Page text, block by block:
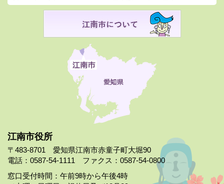
江南市役所
〒483-8701 愛知県江南市赤童子町大堀90
電話：0587-54-1111 ファクス：0587-54-0800
窓口受付時間：午前9時から午後4時